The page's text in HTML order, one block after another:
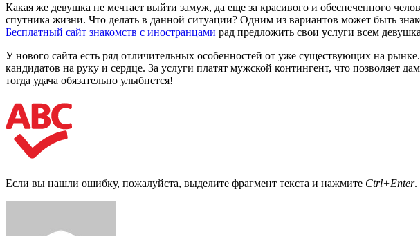
Какая же девушка не мечтает выйти замуж, да еще за красивого и обеспеченного
спутника жизни. Что делать в данной ситуации? Одним из вариантов может быть
Бесплатный сайт знакомств с иностранцами рад предложить свои услуги всем
У нового сайта есть ряд отличительных особенностей от уже существующих на
кандидатов на руку и сердце. За услуги платят мужской контингент, что позволяет
тогда удача обязательно улыбнется!
Если вы нашли ошибку, пожалуйста, выделите фрагмент текста и нажмите Ctrl+Enter.